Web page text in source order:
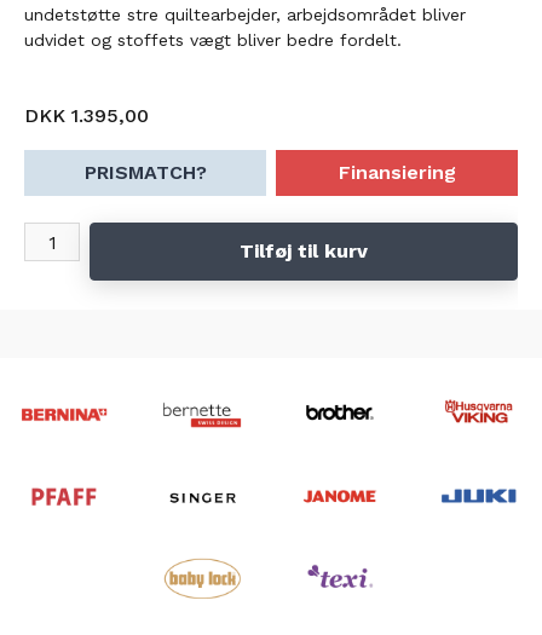
undetstøtte stre quiltearbejder, arbejdsområdet bliver
udvidet og stoffets vægt bliver bedre fordelt.
DKK 1.395,00
PRISMATCH? Finansiering
Tilføj til kurv